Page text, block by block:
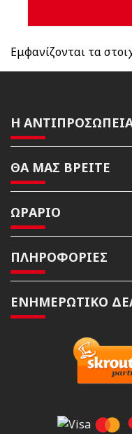
Εμφανίζονται τα
Η
ΘΑ ΜΑΣ ΒΡΕΙΤΕ
ΩΡΑΡΙΟ
ΠΛΗΡΟΦΟΡΙΕΣ
ΕΝΗΜΕΡΩΤΙΚΌ